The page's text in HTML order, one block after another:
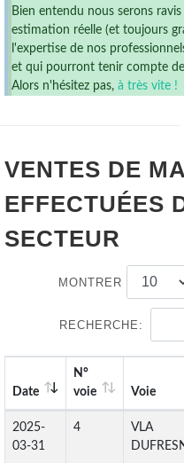
Bien entendu nous serons
estimation réelle (et toujours
l'expertise de nos
et qui pourront tenir compte
Alors n'hésitez pas, à très vite !
VENTES DE
EFFECTUÉES
SECTEUR
MONTRER
RECHERCHE:
Date
N°
voie
Voie
2025-
03-31
4
VLA